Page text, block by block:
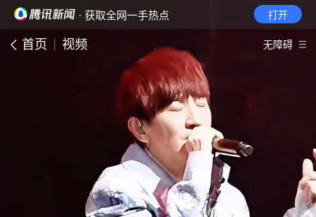
· 获取全网一手热点 打开
首页 视频 无障碍